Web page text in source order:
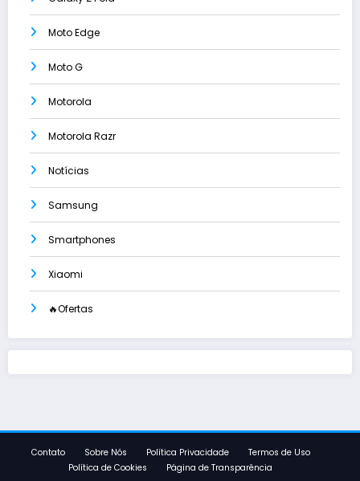
Moto Edge
Moto G
Motorola
Motorola Razr
Notícias
Samsung
Smartphones
Xiaomi
🔥Ofertas
Contato Sobre Nós Política Privacidade
Termos de Uso
Política de Cookies
Página de Transparência